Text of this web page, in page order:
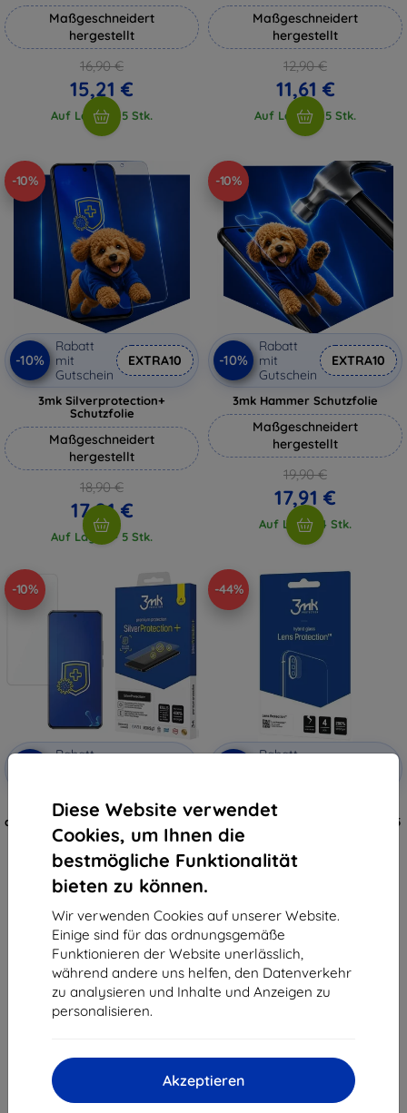
Diese Website verwendet
Cookies, um Ihnen die
bestmögliche Funktionalität
bieten zu können.
Wir verwenden Cookies auf unserer Website.
Einige sind für das ordnungsgemäße
Funktionieren der Website unerlässlich,
während andere uns helfen, den Datenverkehr
zu analysieren und Inhalte und Anzeigen zu
personalisieren.
Akzeptieren
Maßgeschneidert
hergestellt
16,90 €
15,21 €
Auf Lager > 5 Stk.
Maßgeschneidert
hergestellt
12,90 €
11,61 €
Auf Lager > 5 Stk.
-10%
-10%
Rabatt
mit
Gutschein
EXTRA10
3mk Silverprotection+
Schutzfolie
Maßgeschneidert
hergestellt
18,90 €
17,01 €
Auf Lager > 5 Stk.
-10%
-10%
Rabatt
mit
Gutschein
EXTRA10
3mk Hammer Schutzfolie
Maßgeschneidert
hergestellt
19,90 €
17,91 €
Auf Lager 4 Stk.
-10%
Rabatt
3MK Silver Protect+
antimikrobielle Folie Realme GT5,
Nass-Anwendung
10,90 €
9,81 €
-44%
Rabatt
3MK Lens Protect
Kameralinsenschutz Realme GT5
7,90 €
4,41 €
vom ganzen6.
«